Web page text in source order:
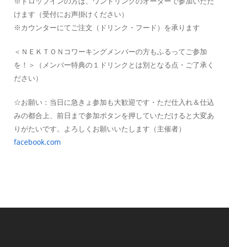
けます（受付にお声掛けください）
※カウンターにてご注文（ドリンク・フード）を承ります
＜ＮＥＫＴＯＮコワーキングメンバーの方もふるってご参加
を！＞（メンバー特典の１ドリンクとは別となる点・ご了承く
ださい）
☆お願い：当日に急きょ参加も大歓迎です・ただ仕入れ＆仕込
みの都合上、前日まで参加ボタンを押していただけると大変あ
りがたいです。よろしくお願いいたします（主催者）
facebook.com